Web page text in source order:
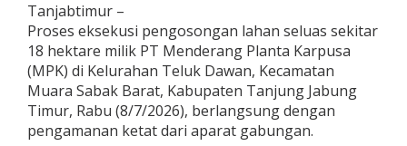
n
B
e
r
u
j
u
n
Tanjabtimur –
Proses eksekusi pengosongan lahan seluas sekitar
18 hektare milik PT Menderang Planta Karpusa
(MPK) di Kelurahan Teluk Dawan, Kecamatan
Muara Sabak Barat, Kabupaten Tanjung Jabung
Timur, Rabu (8/7/2026), berlangsung dengan
pengamanan ketat dari aparat gabungan.